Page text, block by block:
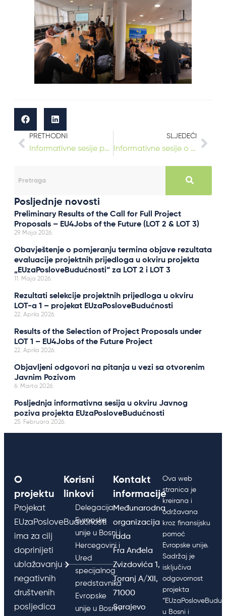
Posljednje novosti
Preliminary Results of the Call for Full Project
Proposals – EU4Jobs of the Future (LOT 2 & LOT 3)
29. Maja 2026.
Obavještenje o pomjeranju termina objave rezultata
evaluacije projektnih prijedloga u okviru projekta
„EUzaPosloveBudućnosti“ za LOT 2 i LOT 3
11. Maja 2026.
Rezultati selekcije projektnih prijedloga u okviru
LOT-a 1 – projekat EUzaPosloveBudućnosti
22. Aprila 2026.
Results of the Selection of Project Proposals under
LOT 1 – EU4Jobs of the Future Project
22. Aprila 2026.
Objavljeni odgovori na pitanja u vezi sa otvorenim
Javnim Pozivom
6. Marta 2026.
Posljednja informativna sesija u okviru Javnog
poziva projekta EUzaPosloveBudućnosti
25. Februara 2026.
PRETHODNI
Informativne sesije počinju sljedeće sedmice!
SLJEDEĆI
Informativne sesije o Javnom pozivu projekta EUzaPosloveBudućnosti održane u Doboju i Banja Luci
O
projektu
Projekat
EUzaPosloveBudućnosti
ima za cilj
doprinijeti
ublažavanju
negativnih
društvenih
posljedica
Korisni
linkovi
Delegacija
Evropske
unije u Bosni i
Hercegovini i
Ured
specijalnog
predstavnika
Evropske
unije u Bosni i
Kontakt
informacije
Međunarodna
organizacija
rada
Fra Anđela
Zvizdovića 1,
Toranj A/XII,
71000
Sarajevo
Ova web
stranica je
kreirana i
održavana
kroz finansijsku
pomoć
Evropske unije.
Sadržaj je
isključiva
odgovornost
projekta
u Bosni i